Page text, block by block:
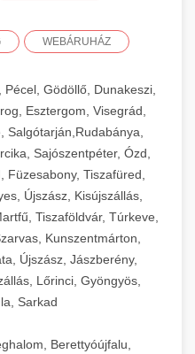
WEBÁRUHÁZ
Gödöllő, Dunakeszi,
Esztergom, Visegrád,
Salgótarján,Rudabánya,
Sajószentpéter, Ózd,
Füzesabony, Tiszafüred,
Újszász, Kisújszállás,
Tiszaföldvár, Túrkeve,
Kunszentmárton,
Újszász, Jászberény,
Lőrinci, Gyöngyös,
Sarkad
Berettyóújfalu,